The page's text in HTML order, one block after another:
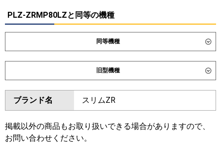
PLZ-ZRMP80LZと同等の機種
同等機種
ダイキン SSRG80DNT SSRG80DT
東芝 GWXA08013XU GWXA08013MUB
三菱電機 PLZ-DHRMP80LF6
DHRMP80L6 PLZ-ZRMP80L6
PLZ-ZRMP80LF6
日立 RCID-GP80RGH8
旧型機種
ダイキン SSRG80CT SSRG80CNT
SSRG80BYNT
SSRG80BJT SSRG80BJNT
SSRG80BFT SSRG80BFNT
SSRG80BCT
ブランド名 スリムZR
掲載以外の商品もお取り扱いできる場合がありますので、
お問い合わせください。